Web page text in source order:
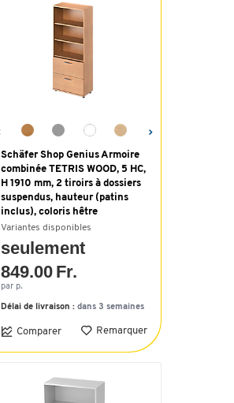
Schäfer Shop Genius Armoire
combinée TETRIS WOOD, 5 HC,
H 1910 mm, 2 tiroirs à dossiers
suspendus, hauteur (patins
inclus), coloris hêtre
Variantes disponibles
seulement
849.00 Fr.
par p.
Délai de livraison : dans 3 semaines
Comparer Remarquer